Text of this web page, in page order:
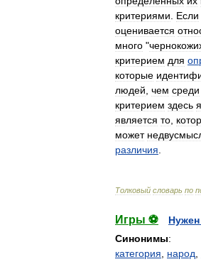
критериями
Если
оценивается
много "
критерием для
которые
людей чем среди
критерием здесь
является то
может
различия
Толковый словарь по
Игры ⚽
Синонимы:
категория
народ